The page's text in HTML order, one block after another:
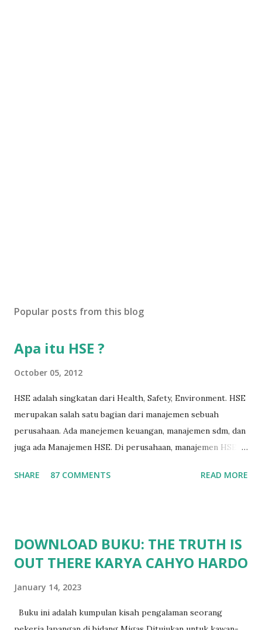
Popular posts from this blog
Apa itu HSE ?
October 05, 2012
HSE adalah singkatan dari Health, Safety, Environment. HSE
merupakan salah satu bagian dari manajemen sebuah
perusahaan. Ada manejemen keuangan, manajemen sdm, dan
juga ada Manajemen HSE. Di perusahaan, manajemen HSE
bertugas untuk merencanakan, melaksanakan, dan
HSE Pertambangan dan akan beda pula dengan HSE Migas .
Pembahasan - Administrator Migas Bermula dari
Administrator Milis mengenai HSE. Saya jawab secara
singkat kemudian di-cc-kan ke Moderator KBK HSE dan
QMS untuk penjelasan yang lebih detail. Karena yang
SHARE 87 COMMENTS READ MORE
DOWNLOAD BUKU: THE TRUTH IS
OUT THERE KARYA CAHYO HARDO
January 14, 2023
Buku ini adalah kumpulan kisah pengalaman seorang